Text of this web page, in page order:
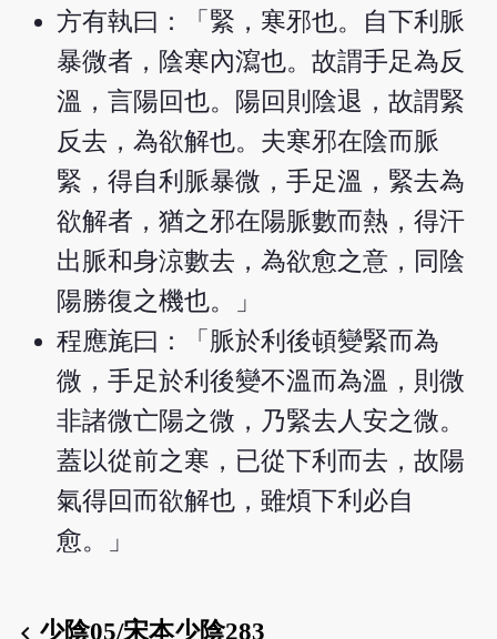
方有執曰：「緊，寒邪也。自下利脈
暴微者，陰寒內瀉也。故謂手足為反
溫，言陽回也。陽回則陰退，故謂緊
反去，為欲解也。夫寒邪在陰而脈
緊，得自利脈暴微，手足溫，緊去為
欲解者，猶之邪在陽脈數而熱，得汗
出脈和身涼數去，為欲愈之意，同陰
陽勝復之機也。」
程應旄曰：「脈於利後頓變緊而為
微，手足於利後變不溫而為溫，則微
非諸微亡陽之微，乃緊去人安之微。
蓋以從前之寒，已從下利而去，故陽
氣得回而欲解也，雖煩下利必自
愈。」
少陰05/宋本少陰283